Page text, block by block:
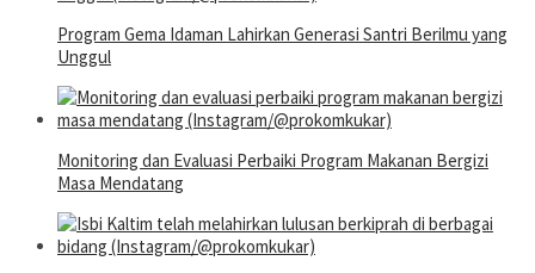
Program Gema Idaman Lahirkan Generasi Santri Berilmu yang
Unggul
Monitoring dan Evaluasi Perbaiki Program Makanan Bergizi
Masa Mendatang